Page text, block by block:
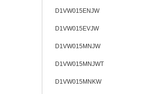
D1VW015ENJW
D1VW015EVJW
D1VW015MNJW
D1VW015MNJWT
D1VW015MNKW